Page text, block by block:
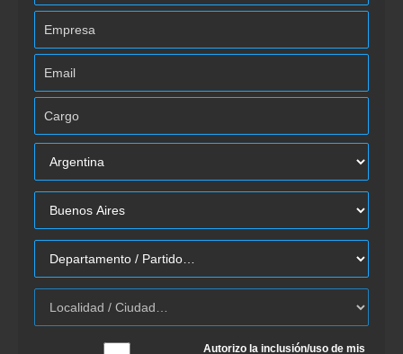
Autorizo la inclusión/uso de mis